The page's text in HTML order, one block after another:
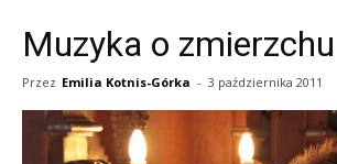
Muzyka o zmierzchu
Przez Emilia Kotnis-Górka - 3 października 2011